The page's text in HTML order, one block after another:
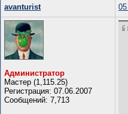
avanturist
Администратор
Мастер (1,115.25)
Регистрация: 07.06.2007
Сообщений: 7,713